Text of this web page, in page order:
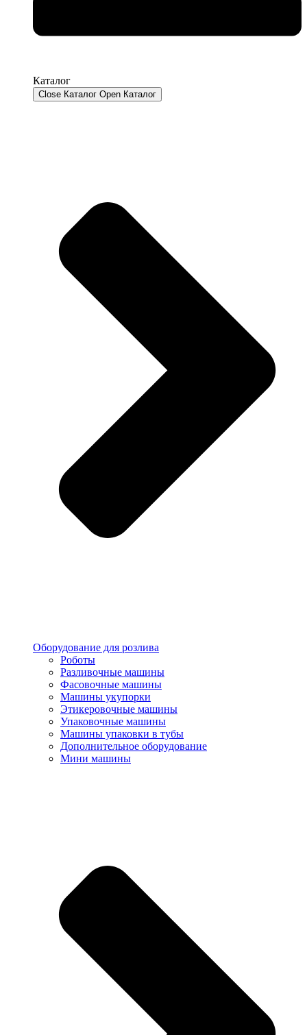
Каталог
Close Каталог Open Каталог
Оборудование для розлива
Роботы
Разливочные машины
Фасовочные машины
Машины укупорки
Этикеровочные машины
Упаковочные машины
Машины упаковки в тубы
Дополнительное оборудование
Мини машины